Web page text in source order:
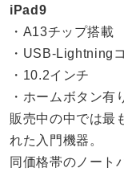
iPad9
・A13チップ搭載
・USB-Lightning
・10.2インチ
・ホームボタン有
販売中の中では最
れた入門機器。
同価格帯のノート